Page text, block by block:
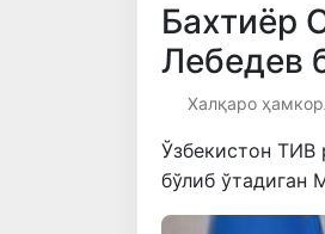
Бахтиёр
Лебедев
Халқаро
Ўзбекистон ТИВ
бўлиб ўтадиган